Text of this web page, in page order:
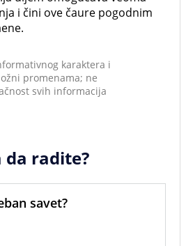
i čini ove čaure pogodnim
karaktera i
promenama; ne
svih informacija
da radite?
savet?